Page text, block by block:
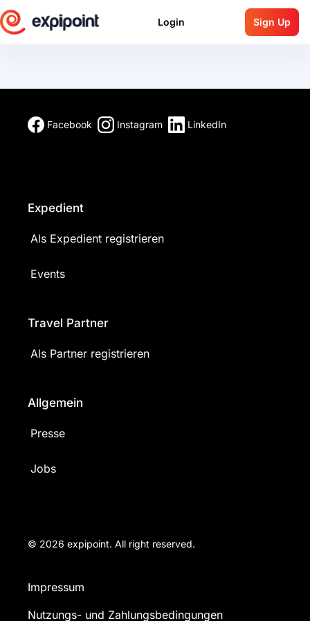
Login Sign Up
Facebook Instagram LinkedIn
Expedient
Als Expedient registrieren
Events
Travel Partner
Als Partner registrieren
Allgemein
Presse
Jobs
© 2026 expipoint. All right reserved.
Impressum
Nutzungs- und Zahlungsbedingungen